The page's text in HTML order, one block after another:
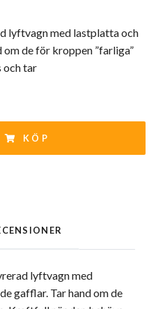
lyftvagn med lastplatta och
de för kroppen ”farliga”
och tar
KÖP
lyftvagn med
gafflar. Tar hand om de